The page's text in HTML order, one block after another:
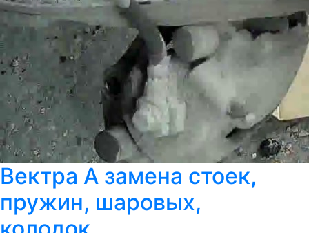
Вектра А замена стоек,
пружин, шаровых,